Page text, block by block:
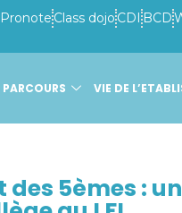
Pronote Class dojo CDI BCD
PARCOURS VIE DE
des 5èmes :